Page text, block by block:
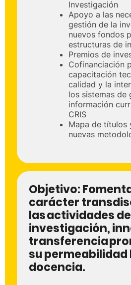
Investigación
Apoyo a las
gestión de la
nuevos fondos
estructuras de
Premios de
Cofinanciación
capacitación
calidad y la
los sistemas de
información
CRIS
Mapa de títulos
nuevas
Objetivo:
carácter
las actividades de
investigación,
transferencia
su permeabilidad
docencia.